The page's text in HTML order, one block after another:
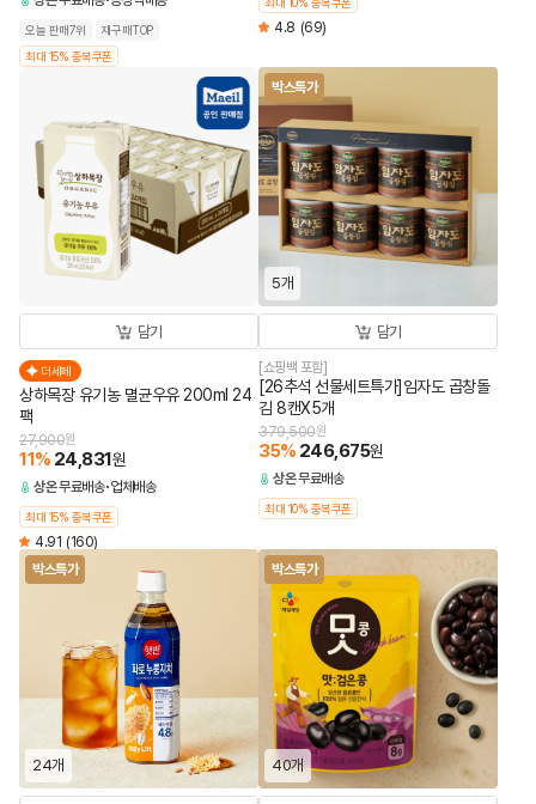
오늘 판매7위
재구매TOP
최대 15% 중복쿠폰
4.8 (69)
담기
더세페
상하목장 유기농 멸균우유 200ml 24
팩
27,900원
11% 24,831원
상온무료배송 업체배송
최대 15% 중복쿠폰
4.91 (160)
박스특가
5개
담기
[쇼핑백 포함]
[26추석 선물세트특가]임자도 곱창돌
김 8캔X5개
379,500원
35% 246,675원
상온무료배송
최대 10% 중복쿠폰
박스특가
24개
박스특가
40개